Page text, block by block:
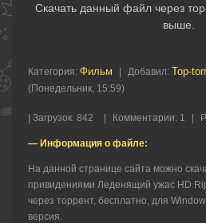
Скачать данный файл через
выше.
Категория: Фильм Добавил: Top-
(Понедельник, 15:59)
Загрузок: 842 Комментарии: 1
— Информация о файле:
На данной странице сайта можно
привидениями Леденящий ужас HD
через торрент, бесплатно, для
версия.